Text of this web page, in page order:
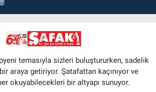
temasıyla sizleri buluştururken, sadelik
araya getiriyor. Şatafattan kaçınıyor ve
okuyabilecekleri bir altyapı sunuyor.